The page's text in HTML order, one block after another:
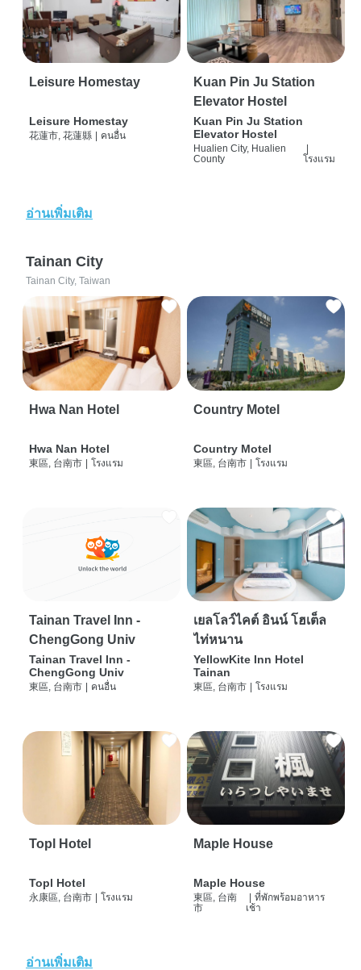
Leisure Homestay
Leisure Homestay
花蓮市, 花蓮縣 คนอื่น
Kuan Pin Ju Station
Elevator Hostel
Kuan Pin Ju Station
Elevator Hostel
Hualien City, Hualien
County
โรงแรม
อ่านเพิ่มเติม
Tainan City
Tainan City, Taiwan
Hwa Nan Hotel
Hwa Nan Hotel
東區, 台南市 | โรงแรม
Country Motel
Country Motel
東區, 台南市 | โรงแรม
Tainan Travel Inn -
ChengGong Univ
Tainan Travel Inn -
ChengGong Univ
東區, 台南市 | คนอื่น
เยลโลว์ไคต์ อินน์ โฮเต็ล
ไท่หนาน
YellowKite Inn Hotel
Tainan
東區, 台南市 | โรงแรม
Topl Hotel
Topl Hotel
永康區, 台南市 | โรงแรม
Maple House
Maple House
東區, 台南
市
| ที่พักพร้อมอาหาร
เช้า
อ่านเพิ่มเติม